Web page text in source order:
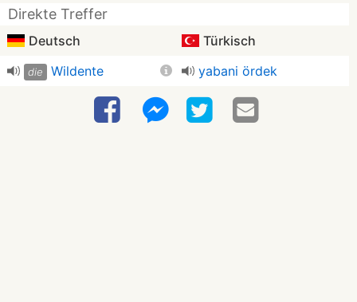
Direkte Treffer
Deutsch Türkisch
die Wildente yabani ördek